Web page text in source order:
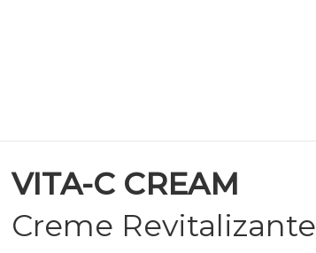
VITA-C CREAM
Creme Revitalizante